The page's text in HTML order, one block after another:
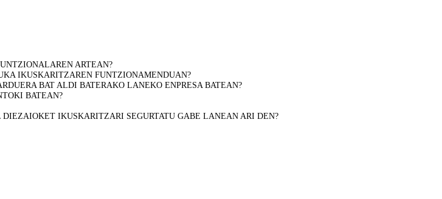
ARTEAN?
IKUSKARITZAREN FUNTZIONAMENDUAN?
BAT ALDI BATERAKO LANEKO ENPRESA BATEAN?
BATEAN?
IKUSKARITZARI SEGURTATU GABE LANEAN ARI DEN?